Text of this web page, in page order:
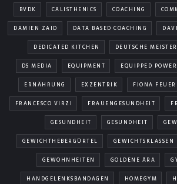
BVDK CALISTHENICS COACHING
DAMIEN ZAID DATA BASED COACHING
DEDICATED KITCHEN DEUTSCHE
DS MEDIA EQUIPMENT EQUIPPED
ERNÄHRUNG EXZENTRIK FIONA
FRANCESCO VIRZI FRAUENGESUNDHEIT
GESUNDHEIT GESUNDHEIT
GEWICHTHEBERGÜRTEL GEWICHTSKLASSEN
GEWOHNHEITEN GOLDENE ÄRA
HANDGELENKSBANDAGEN HOMEGYM